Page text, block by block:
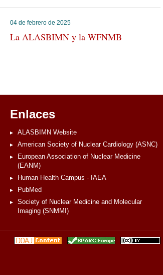
04 de febrero de 2025
La ALASBIMN y la WFNMB
Enlaces
ALASBIMN Website
American Society of Nuclear Cardiology (ASNC)
European Association of Nuclear Medicine
(EANM)
Human Health Campus - IAEA
PubMed
Society of Nuclear Medicine and Molecular
Imaging (SNMMI)